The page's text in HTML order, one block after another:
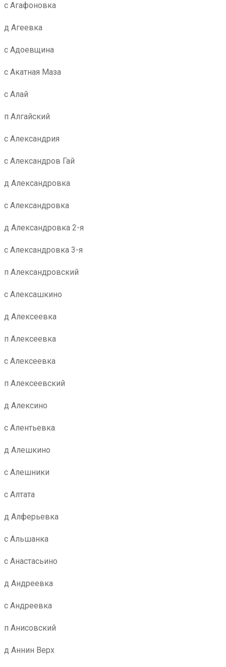
с Агафоновка
д Агеевка
с Адоевщина
с Акатная Маза
с Алай
п Алгайский
с Александрия
с Александров Гай
д Александровка
с Александровка
д Александровка 2-я
с Александровка 3-я
п Александровский
с Алексашкино
д Алексеевка
п Алексеевка
с Алексеевка
п Алексеевский
д Алексино
с Алентьевка
д Алешкино
с Алешники
с Алтата
д Алферьевка
с Альшанка
с Анастасьино
д Андреевка
с Андреевка
п Анисовский
д Аннин Верх